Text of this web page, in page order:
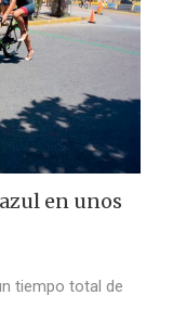
en unos
tiempo total de